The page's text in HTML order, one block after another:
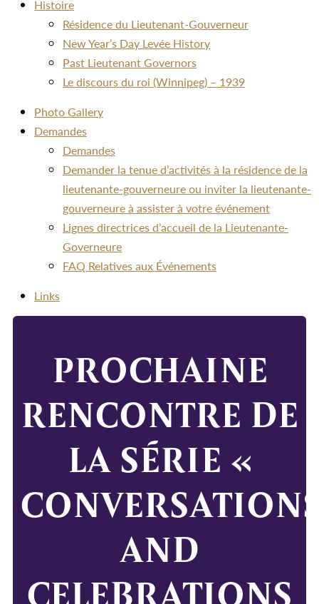
Histoire
Résidence du Lieutenant-Gouverneur
New Year’s Day Levée History
Past Lieutenant Governors
Le discours du roi (Winnipeg) – 1939
Photo Gallery
Demandes
Demandes
Demander la tenue d’activités à la résidence de la
lieutenante-gouverneure ou inviter la lieutenante-
gouverneure à assister à votre événement
Lignes directrices d’accueil de la Lieutenante-
Governeure
FAQ Relatives aux Événements
Links
PROCHAINE
RENCONTRE DE
LA SÉRIE «
AND
CELEBRATIONS